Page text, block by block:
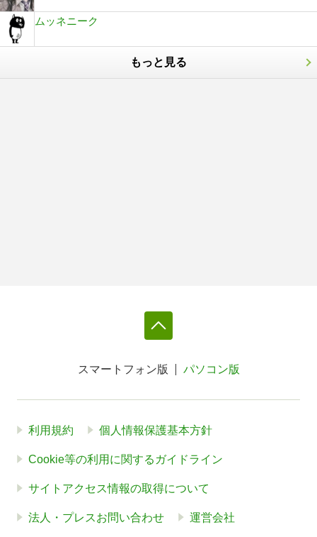
ムッネニーク
もっと見る
スマートフォン版 パソコン版
利用規約 個人情報保護基本方針
Cookie等の利用に関するガイドライン
サイトアクセス情報の取得について
法人・プレスお問い合わせ 運営会社